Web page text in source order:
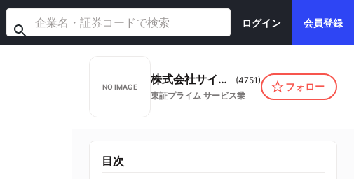
ログイン 会員登録
NO IMAGE
株式会社サイバーエージェント (4751)
東証プライム サービス業
フォロー
目次